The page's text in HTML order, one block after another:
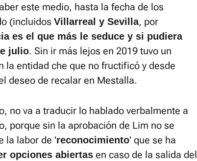
este medio, hasta la fecha de los
(incluidos Villarreal y Sevilla, por
es el que más le seduce y si pudiera
julio. Sin ir más lejos en 2019 tuvo un
la entidad che que no fructificó y desde
deseo de recalar en Mestalla.
no va a traducir lo hablado verbalmente a
porque sin la aprobación de Lim no se
la labor de 'reconocimiento' que se ha
opciones abiertas en caso de la salida del